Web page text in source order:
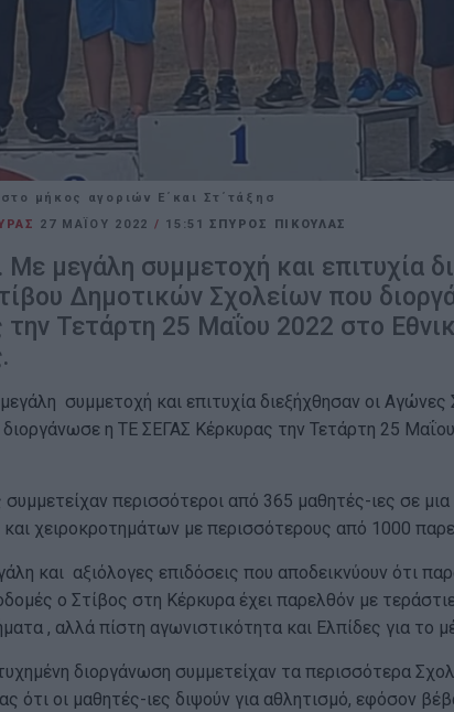
μήκος αγοριών Ε΄και Στ΄τάξησ
27 ΜΑΪ́ΟΥ 2022 / 15:51 ΣΠΥΡΟΣ ΠΙΚΟΥΛΑΣ
μεγάλη συμμετοχή και επιτυχία
Δημοτικών Σχολείων που
την Τετάρτη 25 Μαΐου 2022 στο
συμμετοχή και επιτυχία διεξήχθησαν οι Αγώνες
η ΤΕ ΣΕΓΑΣ Κέρκυρας την Τετάρτη 25
περισσότεροι από 365 μαθητές-ιες σε
και χειροκροτημάτων με περισσότερους από 1000
και αξιόλογες επιδόσεις που αποδεικνύουν ότι
ο Στίβος στη Κέρκυρα έχει παρελθόν με
, αλλά πίστη αγωνιστικότητα και Ελπίδες για το
διοργάνωση συμμετείχαν τα περισσότερα
ότι οι μαθητές-ιες διψούν για αθλητισμό, εφόσον